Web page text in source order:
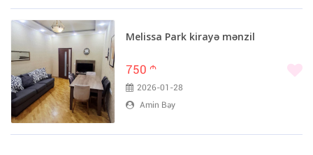
Melissa Park kirayə mənzil
750 m
2026-01-28
Amin Bəy